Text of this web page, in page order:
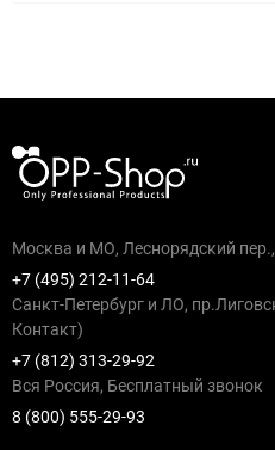
Москва и МО, Леснорядский
+7 (495) 212-11-64
Санкт-Петербург и ЛО,
Контакт)
+7 (812) 313-29-92
Вся Россия, Бесплатный звонок
8 (800) 555-29-93